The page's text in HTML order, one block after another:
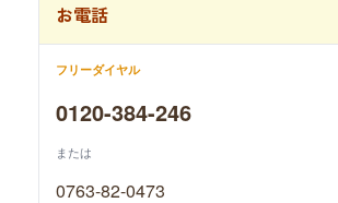
お電話
フリーダイヤル
0120-384-246
または
0763-82-0473